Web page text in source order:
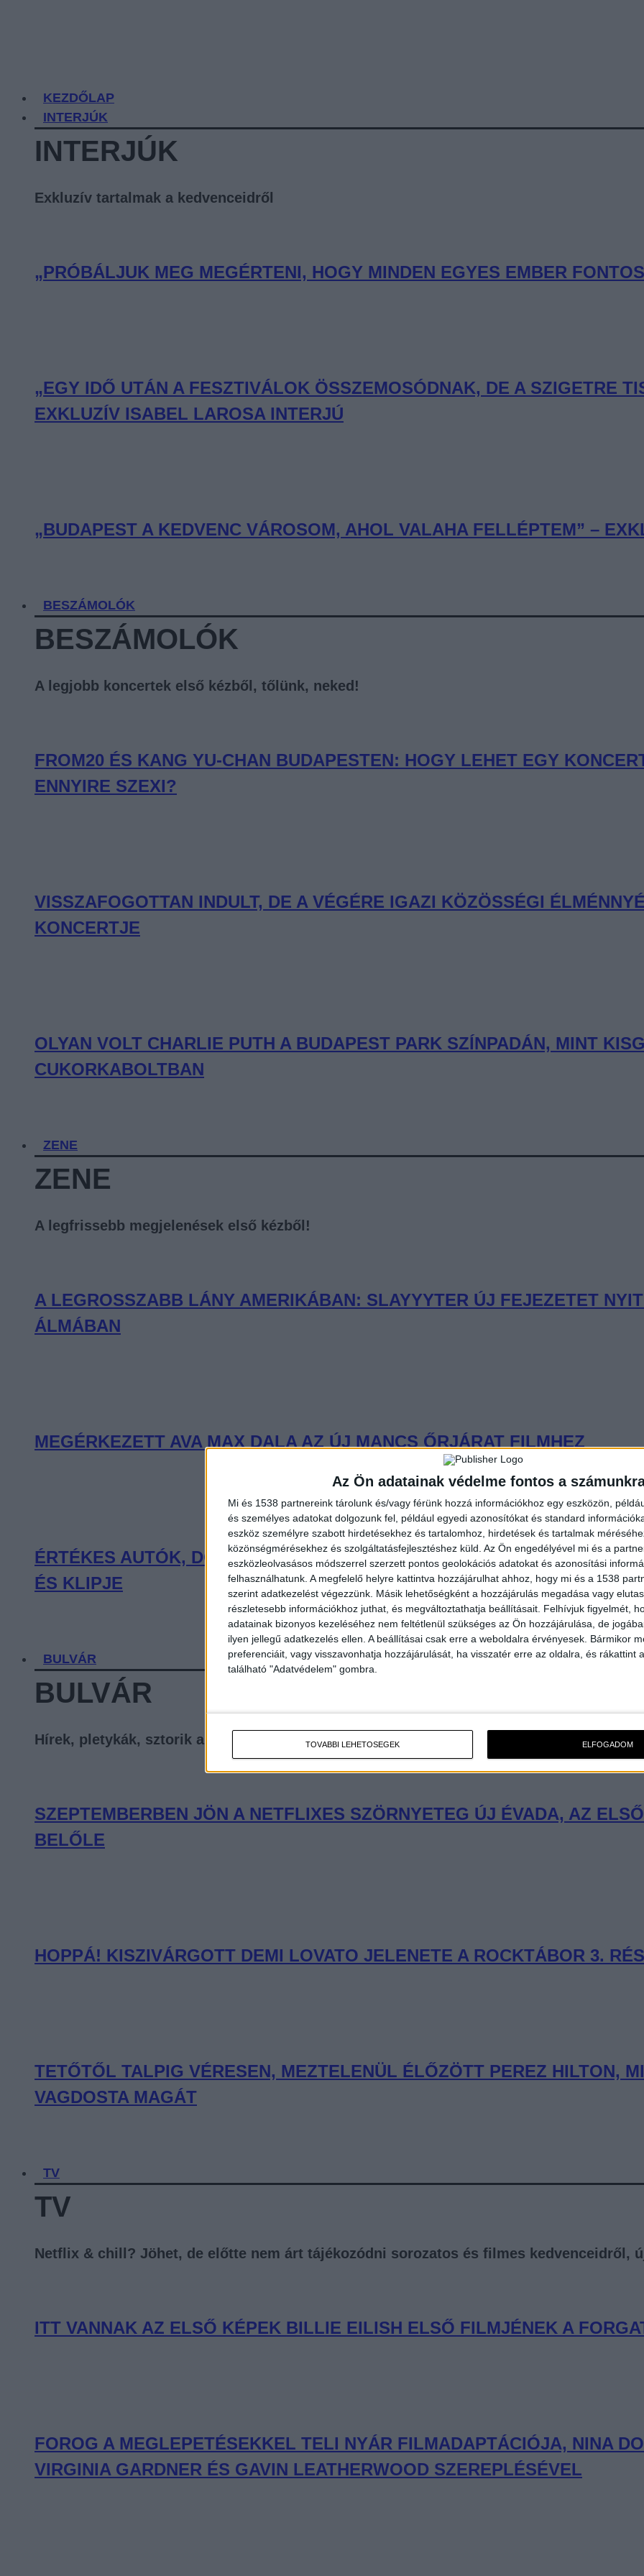
Az Ön adatainak védelme fontos a
Mi és 1538 partnereink tárolunk és/vagy férünk hozzá információkhoz egy eszközön,
és személyes adatokat dolgozunk fel, például egyedi azonosítókat és standard
eszköz személyre szabott hirdetésekhez és tartalomhoz, hirdetések és tartalmak
közönségmérésekhez és szolgáltatásfejlesztéshez küld. Az Ön engedélyével mi és a
eszközleolvasásos módszerrel szerzett pontos geolokációs adatokat és azonosítási
felhasználhatunk. A megfelelő helyre kattintva hozzájárulhat ahhoz, hogy mi és a 1538
szerint adatkezelést végezzünk. Másik lehetőségként a hozzájárulás megadása vagy
részletesebb információkhoz juthat, és megváltoztathatja beállításait. Felhívjuk figyelmét,
adatainak bizonyos kezeléséhez nem feltétlenül szükséges az Ön hozzájárulása, de
ilyen jellegű adatkezelés ellen. A beállításai csak erre a weboldalra érvényesek. Bármikor
preferenciáit, vagy visszavonhatja hozzájárulását, ha visszatér erre az oldalra, és rákattint
található "Adatvédelem" gombra.
TOVÁBBI LEHETŐSÉGEK ELFOGADOM
KEZDŐLAP
INTERJÚK
INTERJÚK
Exkluzív tartalmak a kedvenceidről
„PRÓBÁLJUK MEG MEGÉRTENI, HOGY MINDEN EGYES EMBER
„EGY IDŐ UTÁN A FESZTIVÁLOK ÖSSZEMOSÓDNAK, DE A SZIGETRE
EXKLUZÍV ISABEL LAROSA INTERJÚ
„BUDAPEST A KEDVENC VÁROSOM, AHOL VALAHA FELLÉPTEM” –
BESZÁMOLÓK
BESZÁMOLÓK
A legjobb koncertek első kézből, tőlünk, neked!
FROM20 ÉS KANG YU-CHAN BUDAPESTEN: HOGY LEHET EGY
ENNYIRE SZEXI?
VISSZAFOGOTTAN INDULT, DE A VÉGÉRE IGAZI KÖZÖSSÉGI
KONCERTJE
OLYAN VOLT CHARLIE PUTH A BUDAPEST PARK SZÍNPADÁN, MINT
CUKORKABOLTBAN
ZENE
ZENE
A legfrissebb megjelenések első kézből!
A LEGROSSZABB LÁNY AMERIKÁBAN: SLAYYYTER ÚJ FEJEZETET
ÁLMÁBAN
MEGÉRKEZETT AVA MAX DALA AZ ÚJ MANCS ŐRJÁRAT FILMHEZ
ÉRTÉKES AUTÓK, DÖGÖS MOZDULATOK ÉS FLUOR TOMI – DEBÜTÁL
ÉS KLIPJE
BULVÁR
BULVÁR
Hírek, pletykák, sztorik a celebvilágból
SZEPTEMBERBEN JÖN A NETFLIXES SZÖRNYETEG ÚJ ÉVADA, AZ
BELŐLE
HOPPÁ! KISZIVÁRGOTT DEMI LOVATO JELENETE A ROCKTÁBOR 3.
TETŐTŐL TALPIG VÉRESEN, MEZTELENÜL ÉLŐZÖTT PEREZ HILTON,
VAGDOSTA MAGÁT
TV
TV
Netflix & chill? Jöhet, de előtte nem árt tájékozódni sorozatos és filmes kedvenceidről,
ITT VANNAK AZ ELSŐ KÉPEK BILLIE EILISH ELSŐ FILMJÉNEK A
FOROG A MEGLEPETÉSEKKEL TELI NYÁR FILMADAPTÁCIÓJA, NINA
VIRGINIA GARDNER ÉS GAVIN LEATHERWOOD SZEREPLÉSÉVEL